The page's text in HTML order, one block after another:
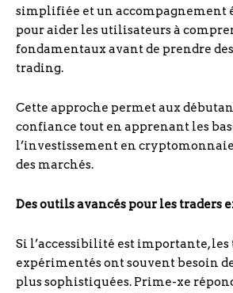
simplifiée et un accompagnement
pour aider les utilisateurs à
fondamentaux avant de prendre
trading.
Cette approche permet aux
confiance tout en apprenant les
l’investissement en
des marchés.
Des outils avancés pour les traders
Si l’accessibilité est importante, les
expérimentés ont souvent besoin
plus sophistiquées. Prime-xe